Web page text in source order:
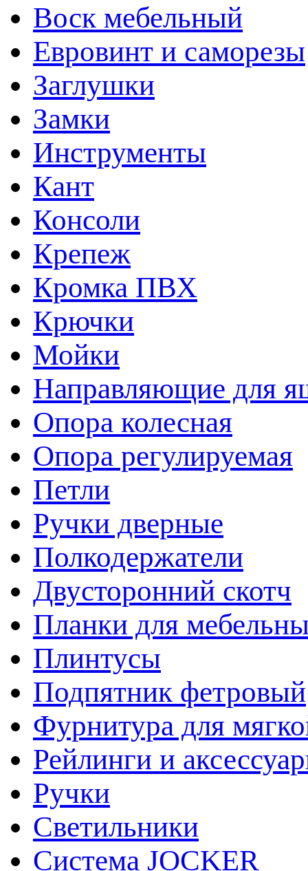
Воск мебельный
Евровинт и саморезы
Заглушки
Замки
Инструменты
Кант
Консоли
Крепеж
Кромка ПВХ
Крючки
Мойки
Направляющие для
Опора колесная
Опора регулируемая
Петли
Ручки дверные
Полкодержатели
Двусторонний скотч
Планки для
Плинтусы
Подпятник фетровый
Фурнитура для
Рейлинги и
Ручки
Светильники
Система JOCKER